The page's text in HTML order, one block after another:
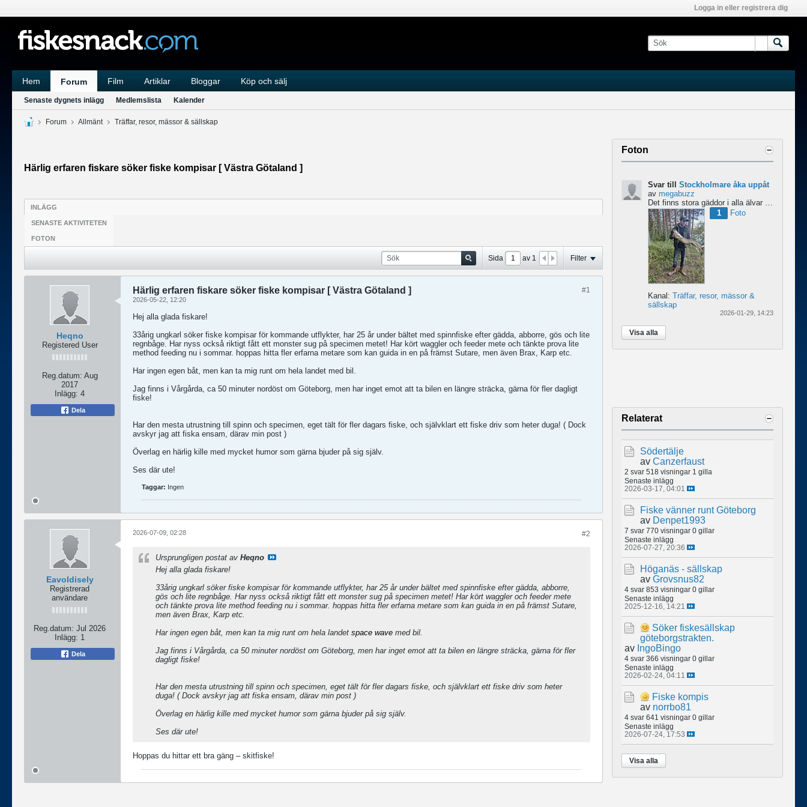
Logga in eller registrera dig
Hem Forum Film Artiklar Bloggar Köp och sälj
Senaste dygnets inlägg Medlemslista Kalender
Forum Allmänt Träffar, resor, mässor & sällskap
Härlig erfaren fiskare söker fiske kompisar [ Västra Götaland ]
INLÄGG
SENASTE AKTIVITETEN
FOTON
Sida av 1 Filter
Heqno
Registered User
Reg.datum: Aug
2017
Inlägg: 4
Dela
#1
Härlig erfaren fiskare söker fiske kompisar [ Västra Götaland ]
2026-05-22, 12:20
Hej alla glada fiskare!
33årig ungkarl söker fiske kompisar för kommande utflykter, har 25 år under bältet med spinnfiske efter gädda, abborre, gös och lite
regnbåge. Har nyss också riktigt fått ett monster sug på specimen metet! Har kört waggler och feeder mete och tänkte prova lite
method feeding nu i sommar. hoppas hitta fler erfarna metare som kan guida in en på främst Sutare, men även Brax, Karp etc.
Har ingen egen båt, men kan ta mig runt om hela landet med bil.
Jag finns i Vårgårda, ca 50 minuter nordöst om Göteborg, men har inget emot att ta bilen en längre sträcka, gärna för fler dagligt
fiske!
Har den mesta utrustning till spinn och specimen, eget tält för fler dagars fiske, och självklart ett fiske driv som heter duga! ( Dock
avskyr jag att fiska ensam, därav min post )
Överlag en härlig kille med mycket humor som gärna bjuder på sig själv.
Ses där ute!
Taggar: Ingen
Eavoldisely
Registrerad
användare
Reg.datum: Jul 2026
Inlägg: 1
Dela
#2
2026-07-09, 02:28
Ursprungligen postat av Heqno
Hej alla glada fiskare!
33årig ungkarl söker fiske kompisar för kommande utflykter, har 25 år under bältet med spinnfiske efter gädda, abborre,
gös och lite regnbåge. Har nyss också riktigt fått ett monster sug på specimen metet! Har kört waggler och feeder mete
och tänkte prova lite method feeding nu i sommar. hoppas hitta fler erfarna metare som kan guida in en på främst Sutare,
men även Brax, Karp etc.
Har ingen egen båt, men kan ta mig runt om hela landet space wave med bil.
Jag finns i Vårgårda, ca 50 minuter nordöst om Göteborg, men har inget emot att ta bilen en längre sträcka, gärna för fler
dagligt fiske!
Har den mesta utrustning till spinn och specimen, eget tält för fler dagars fiske, och självklart ett fiske driv som heter
duga! ( Dock avskyr jag att fiska ensam, därav min post )
Överlag en härlig kille med mycket humor som gärna bjuder på sig själv.
Ses där ute!
Hoppas du hittar ett bra gäng – skitfiske!
Foton
Svar till Stockholmare åka uppåt
av megabuzz
Det finns stora gäddor i alla älvar och sjöar uppe i Norrland skulle jag säga. har själv fiskat mycket...
1
Foto
Kanal: Träffar, resor, mässor &
sällskap
2026-01-29, 14:23
Visa alla
Relaterat
Södertälje
av Canzerfaust
2 svar 518 visningar 1 gilla
Senaste inlägg
2026-03-17, 04:01
Fiske vänner runt Göteborg
av Denpet1993
7 svar 770 visningar 0 gillar
Senaste inlägg
2026-07-27, 20:36
Höganäs - sällskap
av Grovsnus82
4 svar 853 visningar 0 gillar
Senaste inlägg
2025-12-16, 14:21
Söker fiskesällskap
göteborgstrakten.
av IngoBingo
4 svar 366 visningar 0 gillar
Senaste inlägg
2026-02-24, 04:11
Fiske kompis
av norrbo81
4 svar 641 visningar 0 gillar
Senaste inlägg
2026-07-24, 17:53
Visa alla